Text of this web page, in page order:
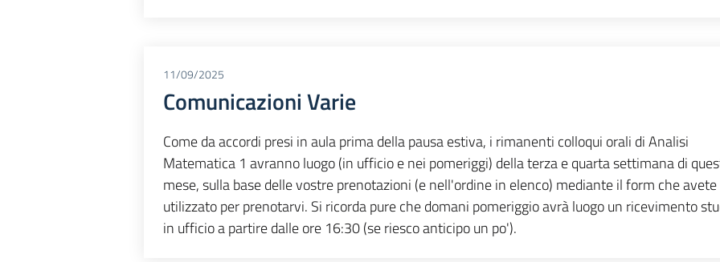
11/09/2025
Comunicazioni Varie
Come da accordi presi in aula prima della pausa estiva, i rimanenti colloqui orali di Analisi
Matematica 1 avranno luogo (in ufficio e nei pomeriggi) della terza e quarta settimana di
mese, sulla base delle vostre prenotazioni (e nell'ordine in elenco) mediante il form che avete
utilizzato per prenotarvi. Si ricorda pure che domani pomeriggio avrà luogo un ricevimento
in ufficio a partire dalle ore 16:30 (se riesco anticipo un po').